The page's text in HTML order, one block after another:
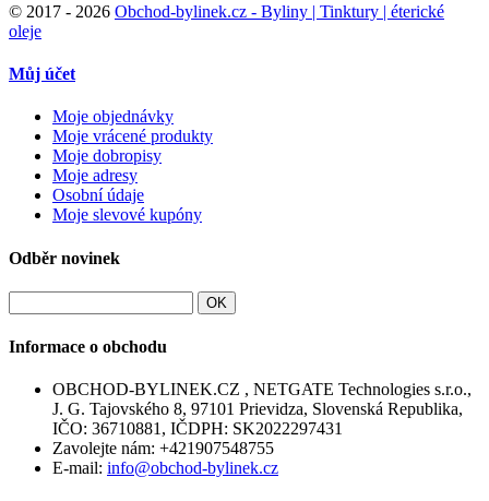
© 2017 - 2026 Obchod-bylinek.cz - Byliny | Tinktury | éterické
oleje
Můj účet
Moje objednávky
Moje vrácené produkty
Moje dobropisy
Moje adresy
Osobní údaje
Moje slevové kupóny
Odběr novinek
OK
Informace o obchodu
OBCHOD-BYLINEK.CZ , NETGATE Technologies s.r.o.,
J. G. Tajovského 8, 97101 Prievidza, Slovenská Republika,
IČO: 36710881, IČDPH: SK2022297431
Zavolejte nám: +421907548755
E-mail: info@obchod-bylinek.cz